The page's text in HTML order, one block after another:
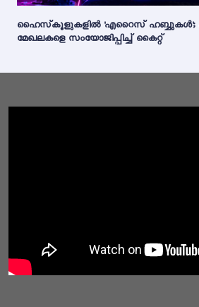
ഹൈസ്‌കൂളുകളിൽ 'എറൈസ് ഹബ്ബുകൾ';
മേഖലകളെ സംയോജിപ്പിച്ച് കൈറ്റ്